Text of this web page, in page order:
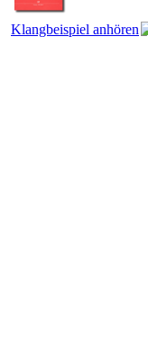
Klangbeispiel anhören